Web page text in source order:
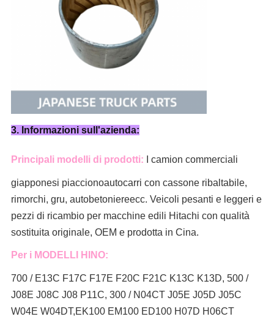
3. Informazioni sull'azienda:
Principali modelli di prodotti: I camion commerciali
giapponesi piaccionoautocarri con cassone ribaltabile,
rimorchi, gru, autobetoniereecc. Veicoli pesanti e leggeri e
pezzi di ricambio per macchine edili Hitachi con qualità
sostituita originale, OEM e prodotta in Cina.
Per i MODELLI HINO:
700 / E13C F17C F17E F20C F21C K13C K13D, 500 /
J08E J08C J08 P11C, 300 / N04CT J05E J05D J05C
W04E W04DT,EK100 EM100 ED100 H07D H06CT